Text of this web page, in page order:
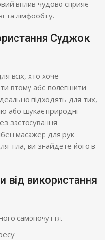
вплив чудово сприяє
та лімфообігу.
Суджок
всіх, хто хоче
втому або полегшити
підходять для тих,
або шукає природні
застосування
масажер для рук
тіла, ви знайдете його в
від використання
самопочуття.